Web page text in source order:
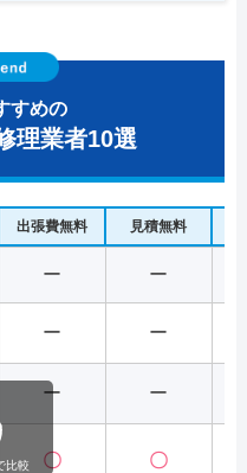
すめの
理業者10選
出張費無料 見積無料
ー ー
ー ー
ー ー
〇 〇
比較